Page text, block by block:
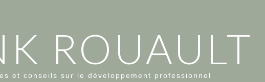
ROUAULT
et conseils sur le développement professionnel